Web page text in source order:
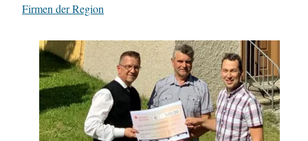
In Bezug auf
Firmen der Region